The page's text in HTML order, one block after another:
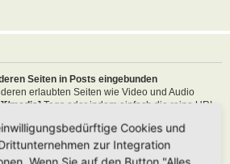
Seiten in Posts eingebunden
erlaubten Seiten wie Video und Audio
media] Tags oder indem einfach die reine URL
kopiert wird. Als Beispiel:
[/media]
Cookies und
zur Integration